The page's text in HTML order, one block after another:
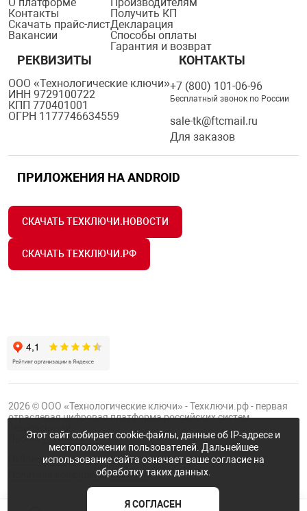
Контакты
Скачать прайс-лист
Вакансии
Получить КП
Декларация
Способы оплаты
Гарантия и возврат
РЕКВИЗИТЫ
ООО «Технологические ключи»
ИНН 9729100722
КПП 770401001
ОГРН 1177746634559
КОНТАКТЫ
+7 (800) 101-06-96
Бесплатный звонок по России
sale-tk@ftcmail.ru
Для заказов
ПРИЛОЖЕНИЯ НА ANDROID
СКАЧАТЬ ТЕХКЛЮЧИ.НОВОСТИ
СКАЧАТЬ ТЕХКЛЮЧИ.РФ
2026 © ООО «Технологические ключи» - Техключи.рф - первая
отраслевая цифровая платформа российских систем
ПроектГруппы ФТК
Публичная оферта
Политика конфиденциальности
Этот сайт собирает cookie-файлы, данные об IP-адресе и
местоположении пользователей. Дальнейшее
использование сайта означает ваше согласие на
обработку таких данных.
Я СОГЛАСЕН